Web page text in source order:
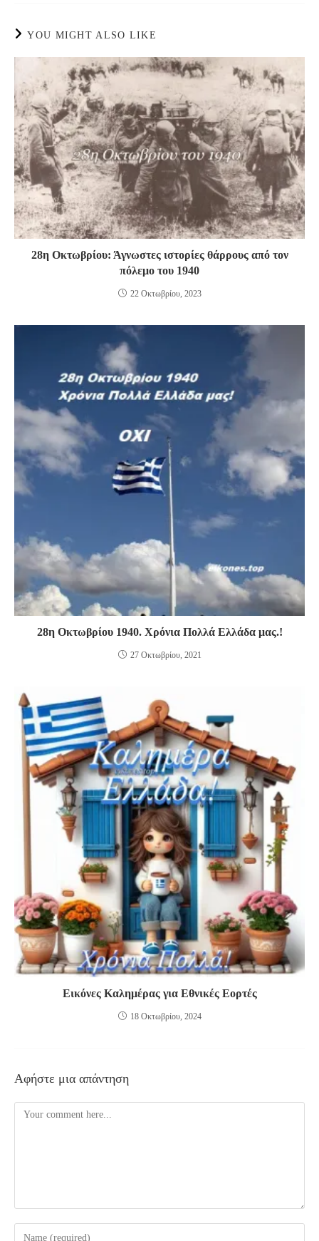
YOU MIGHT ALSO LIKE
28η Οκτωβρίου: Άγνωστες ιστορίες θάρρους από τον
πόλεμο του 1940
22 Οκτωβρίου, 2023
28η Οκτωβρίου 1940. Χρόνια Πολλά Ελλάδα μας.!
27 Οκτωβρίου, 2021
Εικόνες Καλημέρας για Εθνικές Εορτές
18 Οκτωβρίου, 2024
Αφήστε μια απάντηση
Comment
Enter